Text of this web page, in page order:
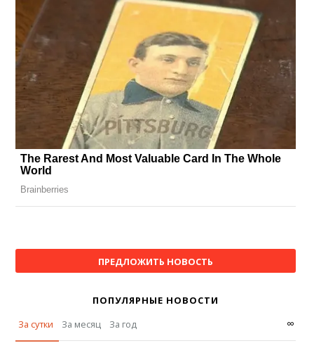
ПРЕДЛОЖИТЬ НОВОСТЬ
ПОПУЛЯРНЫЕ НОВОСТИ
За сутки
За месяц За год ∞